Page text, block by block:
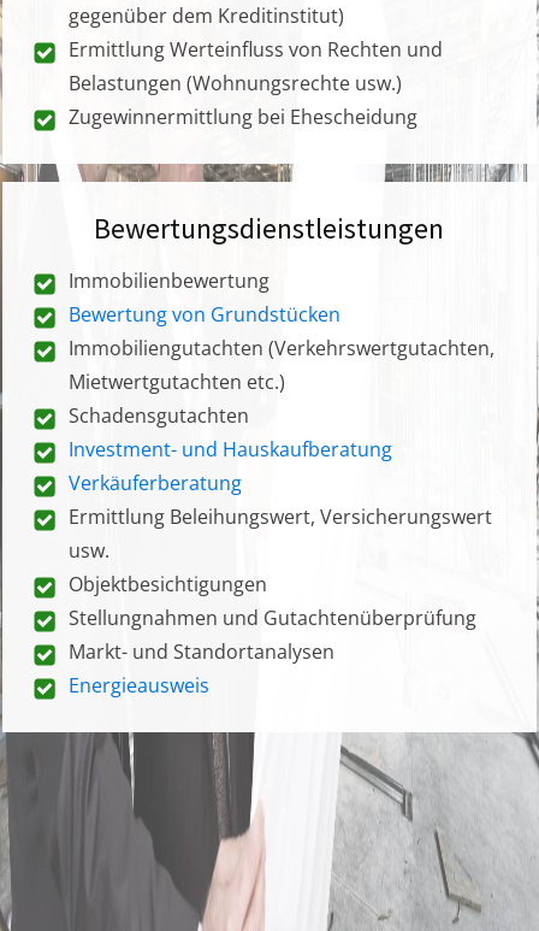
gegenüber dem Kreditinstitut)
Ermittlung Werteinfluss von Rechten und
Belastungen (Wohnungsrechte usw.)
Zugewinnermittlung bei Ehescheidung
Bewertungsdienstleistungen
Immobilienbewertung
Bewertung von Grundstücken
Immobiliengutachten (Verkehrswertgutachten,
Mietwertgutachten etc.)
Schadensgutachten
Investment- und Hauskaufberatung
Verkäuferberatung
Ermittlung Beleihungswert, Versicherungswert
usw.
Objektbesichtigungen
Stellungnahmen und Gutachtenüberprüfung
Markt- und Standortanalysen
Energieausweis